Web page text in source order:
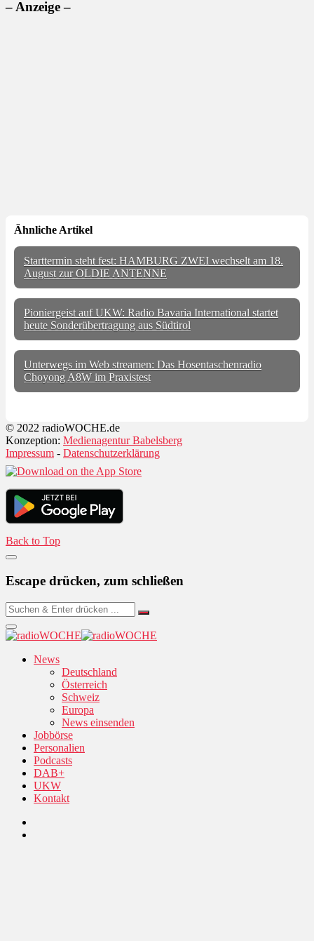
– Anzeige –
Ähnliche Artikel
Starttermin steht fest: HAMBURG ZWEI wechselt am 18.
August zur OLDIE ANTENNE
Pioniergeist auf UKW: Radio Bavaria International startet
heute Sonderübertragung aus Südtirol
Unterwegs im Web streamen: Das Hosentaschenradio
Choyong A8W im Praxistest
© 2022 radioWOCHE.de
Konzeption: Medienagentur Babelsberg
Impressum - Datenschutzerklärung
Back to Top
Escape drücken, zum schließen
News
Deutschland
Österreich
Schweiz
Europa
News einsenden
Jobbörse
Personalien
Podcasts
DAB+
UKW
Kontakt